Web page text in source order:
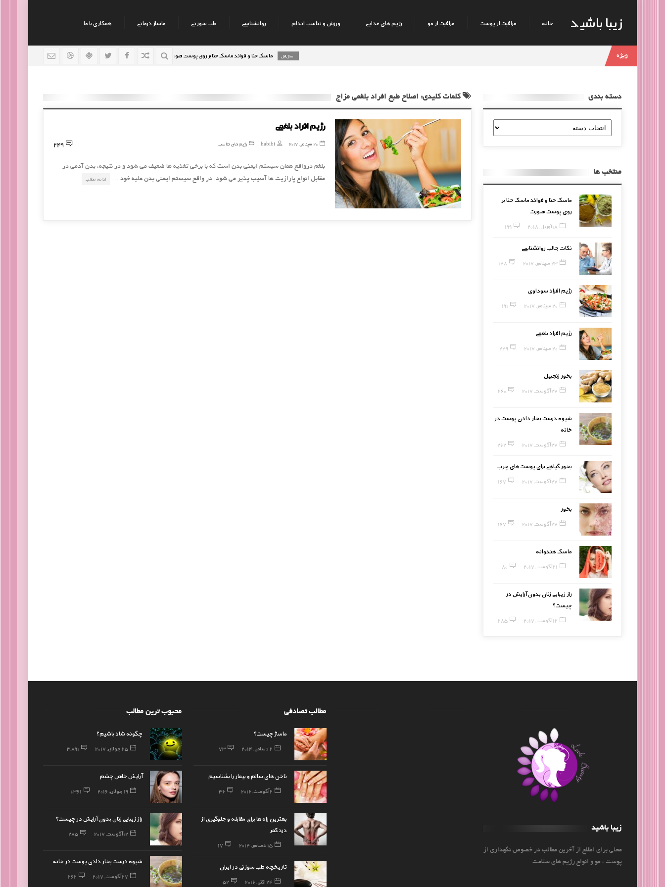
زیبا باشید خانه مراقبت از پوست مراقبت از مو رژیم های غذایی ورزش و تناسب اندام روانشناسی طب سوزنی ماساژ درمانی همکاری با ما
ویژه ماسک حنا و فوائد ماسک حنا بر روی پوست صورت نکات جالب روانشناسی 9 سال قبل
کلمات کلیدی: اصلاح طبع افراد بلغمي مزاج
رژیم افراد بلغمی
20 سپتامبر, 2017 habibi رژیم های تناسب 249
بلغم درواقع همان سیستم ایمنی بدن است که با برخی تغذیه ها ضعیف می شود و در نتیجه، بدن آدمی در
مقابل انواع پارازیت ها آسیب پذیر می شود. در واقع سیستم ایمنی بدن علیه خود …
ادامه مطلب
دسته بندی
دسته
بندی
منتخب ها
ماسک حنا و فوائد ماسک حنا بر
روی پوست صورت
18 آوریل, 2018 199
نکات جالب روانشناسی
23 سپتامبر, 2017 148
رژیم افراد سوداوی
20 سپتامبر, 2017 191
رژیم افراد بلغمی
20 سپتامبر, 2017 249
بخور زنجبیل
27 آگوست, 2017 260
شیوه درست بخار دادن پوست در
خانه
27 آگوست, 2017 262
بخور گیاهی برای پوست‌های چرب
27 آگوست, 2017 167
بخور
27 آگوست, 2017 167
ماسک هندوانه
21 آگوست, 2017 80
راز زیبایی زنان بدون آرایش در
چیست؟
12 آگوست, 2017 285
محبوب ترین مطالب
چگونه شاد باشیم؟
25 جولای, 2017 3,891
آرایش خاص چشم
19 جولای, 2016 1,361
راز زیبایی زنان بدون آرایش در چیست؟
12 آگوست, 2017 285
شیوه درست بخار دادن پوست در خانه
27 آگوست, 2017 262
مطالب تصادفی
ماساژ چیست؟
2 دسامبر, 2014 73
ناخن های سالم و بیمار را بشناسیم
2 آگوست, 2016 36
بهترین راه‌ها برای مقابله و جلوگیری از
درد کمر
15 دسامبر, 2014 17
تاریخچه طب سوزنی در ایران
24 اکتبر, 2016 52
زیبا باشید
محلی برای اطلاع از آخرین مطالب در خصوص نگهداری از
پوست ، مو و انواع رژیم های سلامت